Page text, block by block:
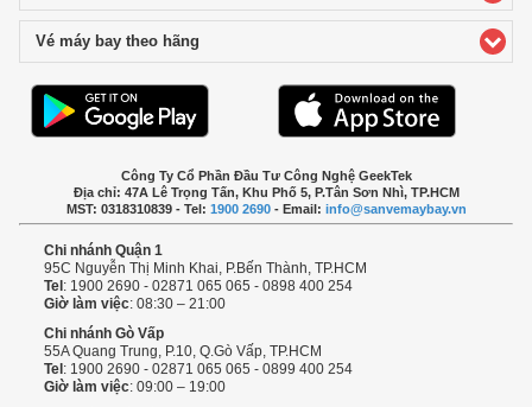
Vé máy bay theo hãng
Công Ty Cổ Phần Đầu Tư Công Nghệ GeekTek
Địa chỉ: 47A Lê Trọng Tấn, Khu Phố 5, P.Tân Sơn Nhì, TP.HCM
MST: 0318310839 - Tel: 1900 2690- Email: info@sanvemaybay.vn
Chi nhánh Quận 1
95C Nguyễn Thị Minh Khai, P.Bến Thành, TP.HCM
Tel : 1900 2690 - 02871 065 065 - 0898 400 254
Giờ làm việc: 08:30 – 21:00
Chi nhánh Gò Vấp
55A Quang Trung, P.10, Q.Gò Vấp, TP.HCM
Tel : 1900 2690 - 02871 065 065 - 0899 400 254
Giờ làm việc: 09:00 – 19:00